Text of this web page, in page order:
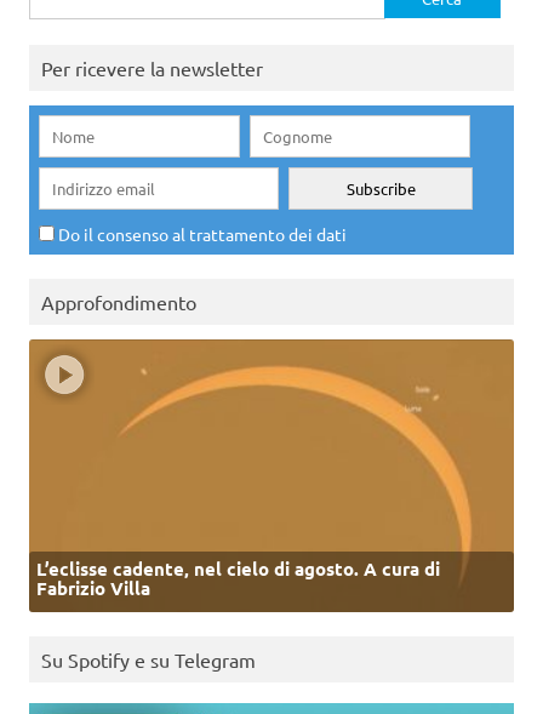
per:
Per ricevere la newsletter
Do il consenso al trattamento dei dati
Approfondimento
L’eclisse cadente, nel cielo di agosto. A cura di
Fabrizio Villa
Su Spotify e su Telegram